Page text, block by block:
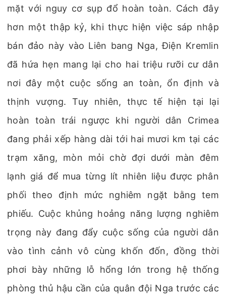
mặt với nguy cơ sụp đổ hoàn toàn. Cách đây
hơn một thập kỷ, khi thực hiện việc sáp nhập
bán đảo này vào Liên bang Nga, Điện Kremlin
đã hứa hẹn mang lại cho hai triệu rưỡi cư dân
nơi đây một cuộc sống an toàn, ổn định và
thịnh vượng. Tuy nhiên, thực tế hiện tại lại
hoàn toàn trái ngược khi người dân Crimea
đang phải xếp hàng dài tới hai mươi km tại các
trạm xăng, mòn mỏi chờ đợi dưới màn đêm
lạnh giá để mua từng lít nhiên liệu được phân
phối theo định mức nghiêm ngặt bằng tem
phiếu. Cuộc khủng hoảng năng lượng nghiêm
trọng này đang đẩy cuộc sống của người dân
vào tình cảnh vô cùng khốn đốn, đồng thời
phơi bày những lỗ hổng lớn trong hệ thống
phòng thủ hậu cần của quân đội Nga trước các